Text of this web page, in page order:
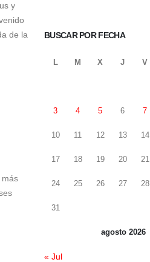
y
de la
más
BUSCAR POR FECHA
agosto 2026
L M X J V
3 4 5 6 7
10 11 12 13 14
17 18 19 20 21
24 25 26 27 28
31
« Jul